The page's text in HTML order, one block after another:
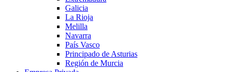
Galicia
La Rioja
Melilla
Navarra
País Vasco
Principado de Asturias
Región de Murcia